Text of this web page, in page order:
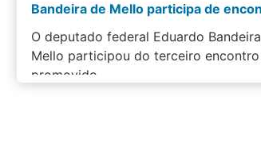
O deputado federal Eduardo
Mello participou do terceiro encontro
promovido…